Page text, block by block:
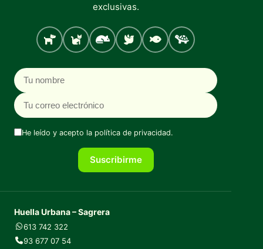
exclusivas.
Perro Gato Roedores
Aves PecesTortugas
Nombre
Correo electrónico
He leído y acepto la política de privacidad.
Suscribirme
Huella Urbana – Sagrera
613 742 322
93 677 07 54